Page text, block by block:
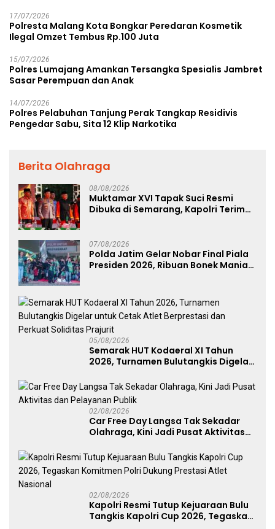
17/07/2026
Polresta Malang Kota Bongkar Peredaran Kosmetik
Ilegal Omzet Tembus Rp.100 Juta
15/07/2026
Polres Lumajang Amankan Tersangka Spesialis Jambret
Sasar Perempuan dan Anak
14/07/2026
Polres Pelabuhan Tanjung Perak Tangkap Residivis
Pengedar Sabu, Sita 12 Klip Narkotika
Berita Olahraga
08/08/2026
Muktamar XVI Tapak Suci Resmi
Dibuka di Semarang, Kapolri Terima
07/08/2026
Polda Jatim Gelar Nobar Final Piala
Presiden 2026, Ribuan Bonek Mania
05/08/2026
Semarak HUT Kodaeral XI Tahun
2026, Turnamen Bulutangkis Digelar
Perkuat Soliditas Prajurit
02/08/2026
Car Free Day Langsa Tak Sekadar
Olahraga, Kini Jadi Pusat Aktivitas
02/08/2026
Kapolri Resmi Tutup Kejuaraan Bulu
Tangkis Kapolri Cup 2026, Tegaskan